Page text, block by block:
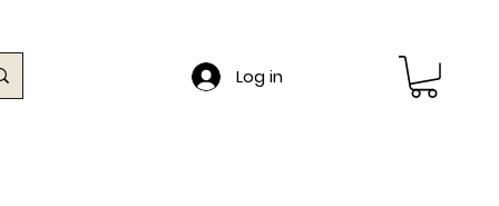
Log in